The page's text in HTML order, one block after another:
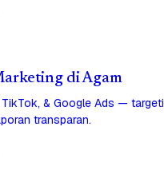
di Agam
& Google Ads —
transparan.